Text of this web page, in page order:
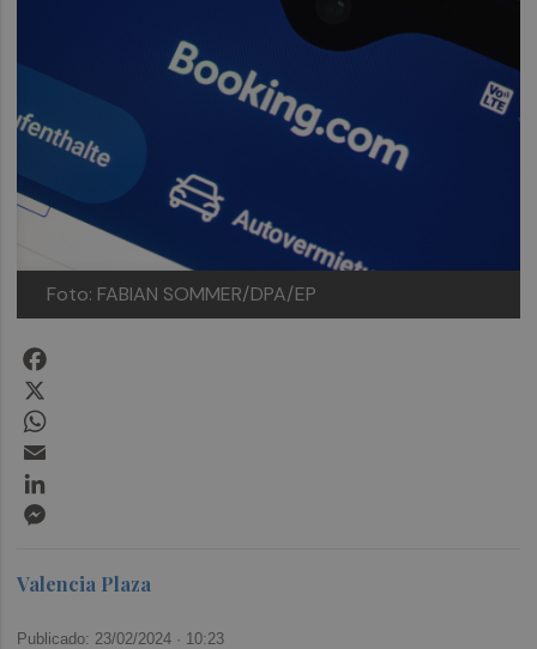
Foto: FABIAN SOMMER/DPA/EP
Valencia Plaza
Publicado: 23/02/2024 · 10:23